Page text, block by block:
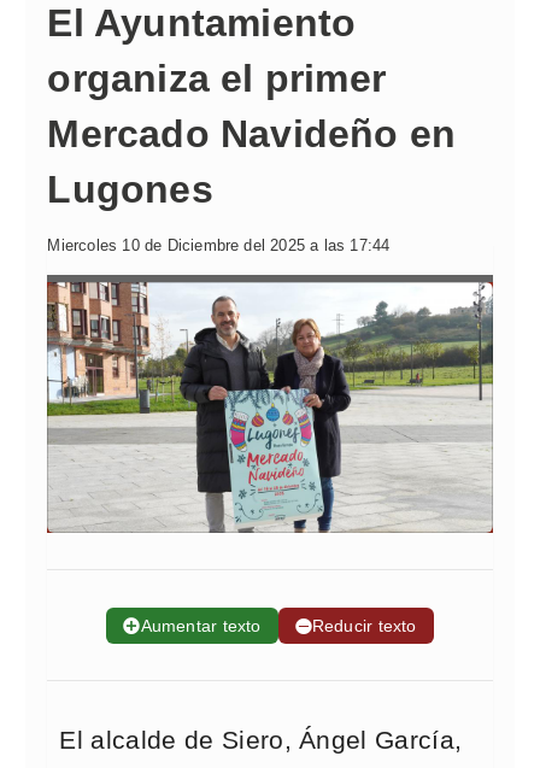
El Ayuntamiento
organiza el primer
Mercado Navideño en
Lugones
Miercoles 10 de Diciembre del 2025 a las 17:44
➕Aumentar texto ➖Reducir texto
El alcalde de Siero, Ángel García,